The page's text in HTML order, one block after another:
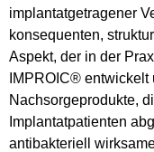
implantatgetragener
konsequenten,
Aspekt, der in der
IMPROIC®
Nachsorgeprodukte,
Implantatpatienten
antibakteriell